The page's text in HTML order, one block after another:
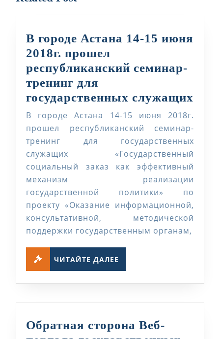
В городе Астана 14-15 июня
2018г. прошел
республиканский семинар-
тренинг для
государственных служащих
14-
В городе Астана 14-15 июня 2018г.
прошел республиканский семинар-
тренинг для государственных
служащих «Государственный
социальный заказ как эффективный
механизм реализации
государственной политики» по
проекту «Оказание информационной,
консультативной, методической
поддержки государственным органам,
ЧИТАЙТЕ ДАЛЕЕ
Обратная сторона Веб-